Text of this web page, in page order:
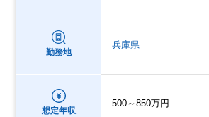
勤務地
兵庫県
想定年収
500～850万円